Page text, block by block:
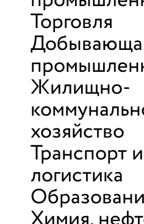
Торговля
Жилищно-
хозяйство
Транспорт и
логистика